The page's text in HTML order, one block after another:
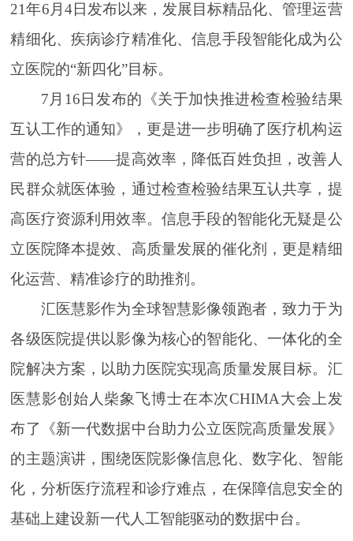
21年6月4日发布以来，发展目标精品化、管理运营
精细化、疾病诊疗精准化、信息手段智能化成为公
立医院的“新四化”目标。
7月16日发布的《关于加快推进检查检验结果
互认工作的通知》，更是进一步明确了医疗机构运
营的总方针——提高效率，降低百姓负担，改善人
民群众就医体验，通过检查检验结果互认共享，提
高医疗资源利用效率。信息手段的智能化无疑是公
立医院降本提效、高质量发展的催化剂，更是精细
化运营、精准诊疗的助推剂。
汇医慧影作为全球智慧影像领跑者，致力于为
各级医院提供以影像为核心的智能化、一体化的全
院解决方案，以助力医院实现高质量发展目标。汇
医慧影创始人柴象飞博士在本次CHIMA大会上发
布了《新一代数据中台助力公立医院高质量发展》
的主题演讲，围绕医院影像信息化、数字化、智能
化，分析医疗流程和诊疗难点，在保障信息安全的
基础上建设新一代人工智能驱动的数据中台。